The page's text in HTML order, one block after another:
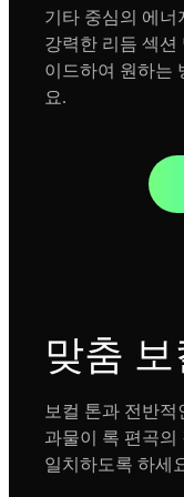
기타 중심의 에너
강력한 리듬 섹션
이드하여 원하는
요.
맞춤 보
보컬 톤과 전반
과물이 록 편곡의
일치하도록 하세